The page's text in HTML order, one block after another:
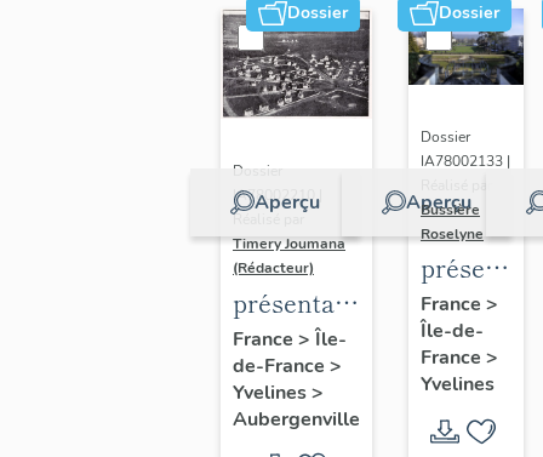
Dossier
Aperçu
Dossier
IA78002210 |
Réalisé par
Timery Joumana
(Rédacteur)
présentation
de l'étude
d'Elisabethville
France > Île-
de-France >
Yvelines>
Aubergenville
Dossier
Aperçu
Dossier
IA78002133 |
Bussière
Roselyne
du
diagnostic
et
France >
Île-de-
France >
Yvelines